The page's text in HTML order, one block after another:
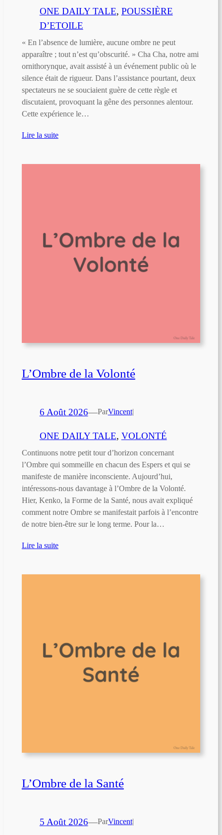
ONE DAILY TALE, POUSSIÈRE
D’ETOILE
« En l’absence de lumière, aucune ombre ne peut
apparaître ; tout n’est qu’obscurité. » Cha Cha, notre ami
ornithorynque, avait assisté à un événement public où le
silence était de rigueur. Dans l’assistance pourtant, deux
spectateurs ne se souciaient guère de cette règle et
discutaient, provoquant la gêne des personnes alentour.
Cette expérience le…
Lire la suite
L’Ombre de la Volonté
6 Août 2026—ParVincent|
ONE DAILY TALE, VOLONTÉ
Continuons notre petit tour d’horizon concernant
l’Ombre qui sommeille en chacun des Espers et qui se
manifeste de manière inconsciente. Aujourd’hui,
intéressons-nous davantage à l’Ombre de la Volonté.
Hier, Kenko, la Forme de la Santé, nous avait expliqué
comment notre Ombre se manifestait parfois à l’encontre
de notre bien-être sur le long terme. Pour la…
Lire la suite
L’Ombre de la Santé
5 Août 2026—ParVincent|